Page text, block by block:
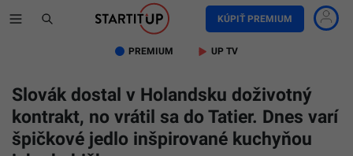
KÚPIŤ PREMIUM
PREMIUM UP TV
Slovák dostal v Holandsku doživotný
kontrakt, no vrátil sa do Tatier. Dnes varí
špičkové jedlo inšpirované kuchyňou